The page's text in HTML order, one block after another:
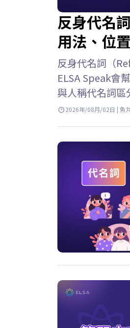
反身代名
用法、位
反身代名詞（
ELSA Speak會
與人稱代名詞區
名詞的意思 反
2026年/08月/02日 | 魚